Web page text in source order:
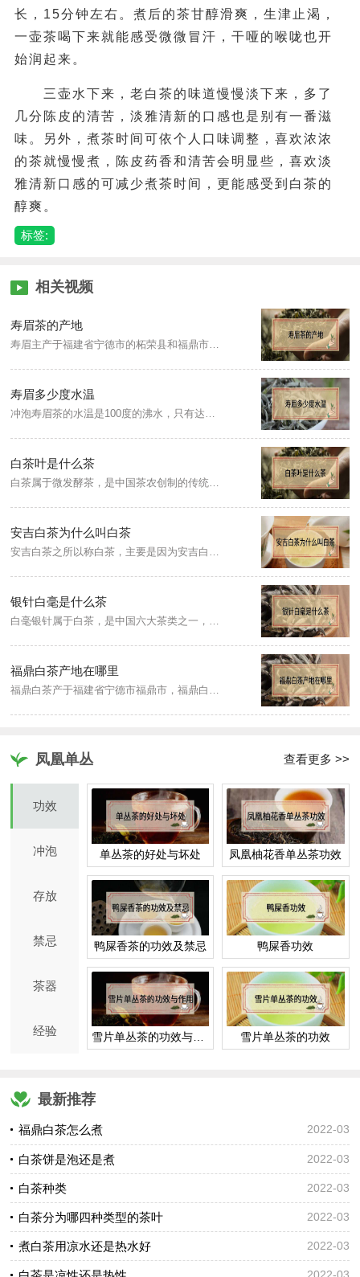
长，15分钟左右。煮后的茶甘醇滑爽，生津止渴，
一壶茶喝下来就能感受微微冒汗，干哑的喉咙也开
始润起来。
三壶水下来，老白茶的味道慢慢淡下来，多了
几分陈皮的清苦，淡雅清新的口感也是别有一番滋
味。另外，煮茶时间可依个人口味调整，喜欢浓浓
的茶就慢慢煮，陈皮药香和清苦会明显些，喜欢淡
雅清新口感的可减少煮茶时间，更能感受到白茶的
醇爽。
标签:
相关视频
寿眉茶的产地
寿眉多少度水温
白茶叶是什么茶
安吉白茶为什么叫白茶
银针白毫是什么茶
福鼎白茶产地在哪里
凤凰单丛 查看更多 >>
功效
冲泡
存放
禁忌
茶器
经验
单丛茶的好处与坏处 凤凰柚花香单丛茶功效
鸭屎香茶的功效及禁忌 鸭屎香功效
雪片单丛茶的功效与作用 雪片单丛茶的功效
最新推荐
福鼎白茶怎么煮 2022-03
白茶饼是泡还是煮 2022-03
白茶种类 2022-03
白茶分为哪四种类型的茶叶 2022-03
煮白茶用凉水还是热水好 2022-03